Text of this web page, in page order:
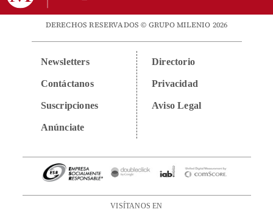
DERECHOS RESERVADOS © GRUPO MILENIO 2026
Newsletters
Contáctanos
Suscripciones
Anúnciate
Directorio
Privacidad
Aviso Legal
VISÍTANOS EN